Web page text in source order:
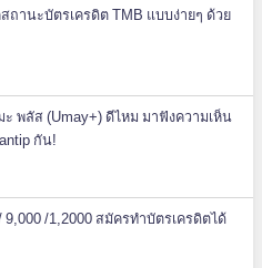
ถานะบัตรเครดิต TMB แบบง่ายๆ ด้วย
ะ พลัส (Umay+) ดีไหม มาฟังความเห็น
กัน!
9,000 /1,2000 สมัครทำบัตรเครดิตได้